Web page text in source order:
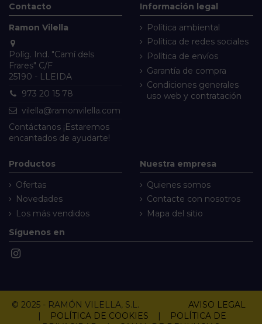
Contacto
Ramon Vilella
Políg. Ind. "Camí dels
Frares" C/F
25190 - LLEIDA
973 20 15 78
vilella@ramonvilella.com
Contáctanos ¡Estaremos
encantados de ayudarte!
Información legal
Política ambiental
Política de redes sociales
Política de envíos
Garantía de compra
Condiciones generales
uso web y contratación
Productos
Ofertas
Novedades
Los más vendidos
Nuestra empresa
Quienes somos
Contacte con nosotros
Mapa del sitio
Síguenos en
© 2025 - RAMÓN VILELLA, S.L. AVISO LEGAL
|
POLÍTICA DE COOKIES |
POLÍTICA DE